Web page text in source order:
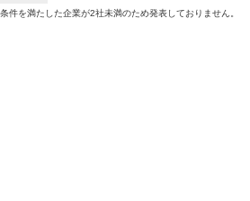
件を満たした企業が2社未満のため発表しておりません。